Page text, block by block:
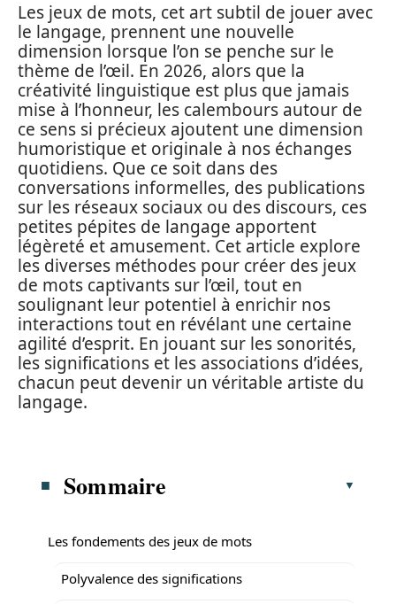
Les jeux de mots, cet art subtil de jouer avec
le langage, prennent une nouvelle
dimension lorsque l’on se penche sur le
thème de l’œil. En 2026, alors que la
créativité linguistique est plus que jamais
mise à l’honneur, les calembours autour de
ce sens si précieux ajoutent une dimension
humoristique et originale à nos échanges
quotidiens. Que ce soit dans des
conversations informelles, des publications
sur les réseaux sociaux ou des discours, ces
petites pépites de langage apportent
légèreté et amusement. Cet article explore
les diverses méthodes pour créer des jeux
de mots captivants sur l’œil, tout en
soulignant leur potentiel à enrichir nos
interactions tout en révélant une certaine
agilité d’esprit. En jouant sur les sonorités,
les significations et les associations d’idées,
chacun peut devenir un véritable artiste du
langage.
Sommaire
Les fondements des jeux de mots
Polyvalence des significations